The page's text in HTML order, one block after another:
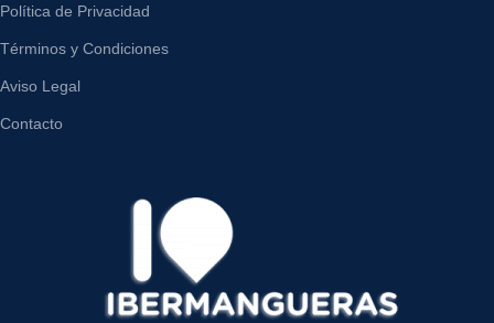
Política de Privacidad
Términos y Condiciones
Aviso Legal
Contacto